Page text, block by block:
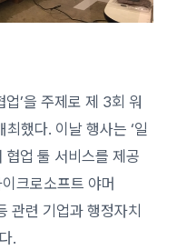
’을 주제로 제 3회 워
최했다. 이날 행사는 ‘일
협업 툴 서비스를 제공
크로소프트 야머
련 기업과 행정자치
.